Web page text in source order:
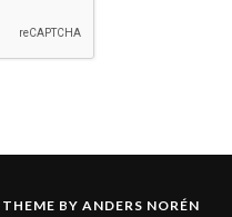
THEME BY ANDERS NORÉN